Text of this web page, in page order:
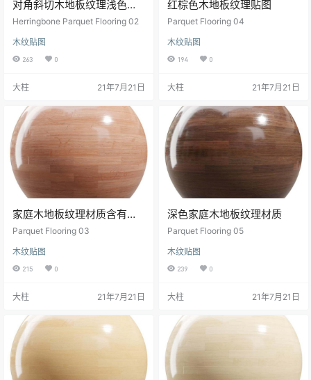
对角斜切木地板纹理浅色花
纹
Herringbone Parquet Flooring 02
木纹贴图
263 0
大柱 21年7月21日
红棕色木地板纹理贴图
Parquet Flooring 04
木纹贴图
194 0
大柱 21年7月21日
家庭木地板纹理材质含有一
些自然的痕迹
Parquet Flooring 03
木纹贴图
215 0
大柱 21年7月21日
深色家庭木地板纹理材质
Parquet Flooring 05
木纹贴图
239 0
大柱 21年7月21日